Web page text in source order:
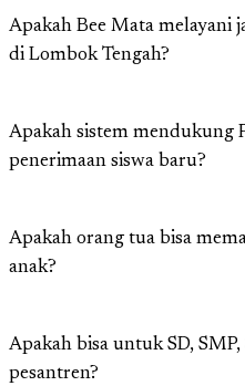
Apakah Bee Mata melayani
di Lombok Tengah?
Apakah sistem mendukung
penerimaan siswa baru?
Apakah orang tua bisa
anak?
Apakah bisa untuk SD,
pesantren?